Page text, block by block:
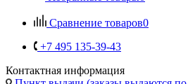
Контактная информация
Пункт выдачи (заказы выдаются по
заказу на сайте), ул. Кантемировская
vcland@vcland.ru